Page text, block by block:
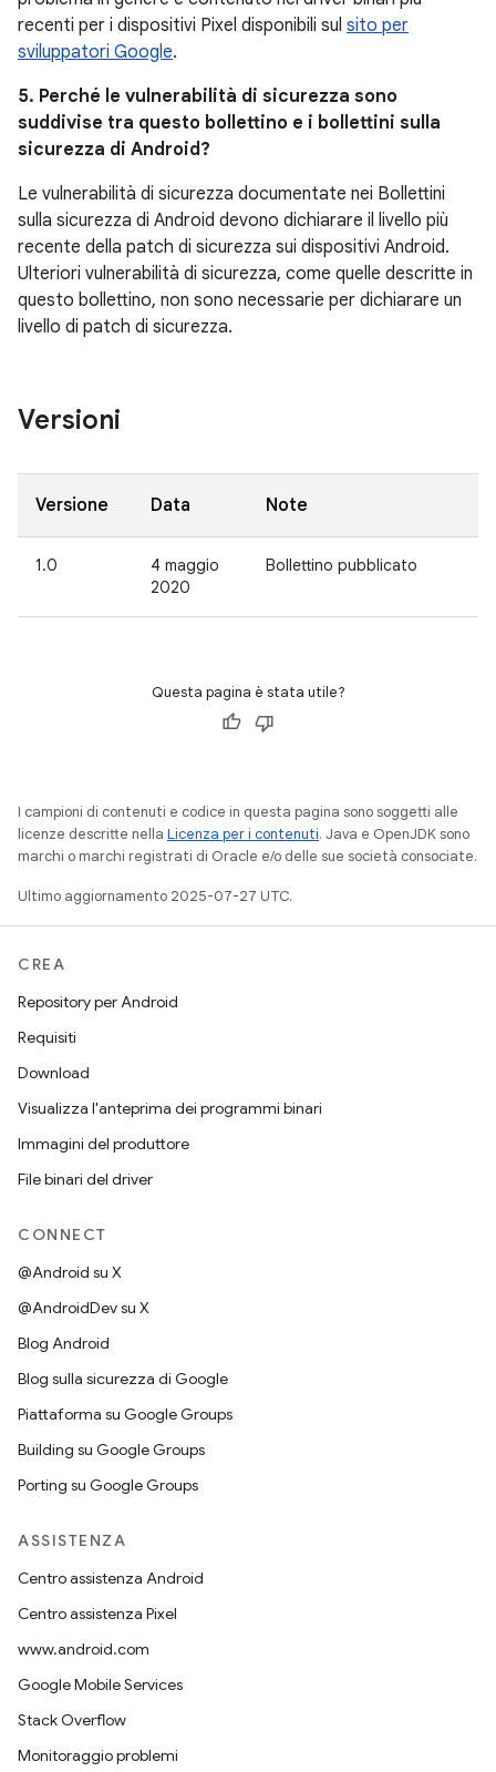
recenti per i dispositivi Pixel disponibili sul sito per
sviluppatori Google.
5. Perché le vulnerabilità di sicurezza sono
suddivise tra questo bollettino e i bollettini sulla
sicurezza di Android?
Le vulnerabilità di sicurezza documentate nei Bollettini
sulla sicurezza di Android devono dichiarare il livello più
recente della patch di sicurezza sui dispositivi Android.
Ulteriori vulnerabilità di sicurezza, come quelle descritte in
questo bollettino, non sono necessarie per dichiarare un
livello di patch di sicurezza.
Versioni
Versione Data Note
1.0
4 maggio
2020
Bollettino pubblicato
Questa pagina è stata utile?
I campioni di contenuti e codice in questa pagina sono soggetti alle
licenze descritte nella Licenza per i contenuti. Java e OpenJDK sono
marchi o marchi registrati di Oracle e/o delle sue società consociate.
Ultimo aggiornamento 2025-07-27 UTC.
CREA
Repository per Android
Requisiti
Download
Visualizza l'anteprima dei programmi binari
Immagini del produttore
File binari del driver
CONNECT
@Android su X
@AndroidDev su X
Blog Android
Blog sulla sicurezza di Google
Piattaforma su Google Groups
Building su Google Groups
Porting su Google Groups
ASSISTENZA
Centro assistenza Android
Centro assistenza Pixel
www.android.com
Google Mobile Services
Stack Overflow
Monitoraggio problemi